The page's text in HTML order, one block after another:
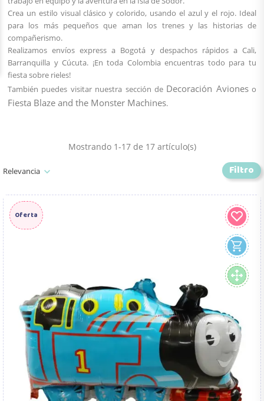
Crea un estilo visual clásico y colorido, usando el azul y el rojo. Ideal
para los más pequeños que aman los trenes y las historias de
compañerismo.
Realizamos envíos express a Bogotá y despachos rápidos a Cali,
Barranquilla y Cúcuta. ¡En toda Colombia encuentras todo para tu
fiesta sobre rieles!
También puedes visitar nuestra sección de Decoración Avioneso
Fiesta Blaze and the Monster Machines.
Relevancia Filtro
Mostrando 1-17 de 17 artículo(s)
Oferta